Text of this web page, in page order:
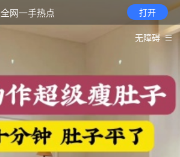
全网一手热点 打开
无障碍